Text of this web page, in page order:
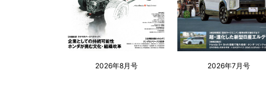
2026年8月号 2026年7月号